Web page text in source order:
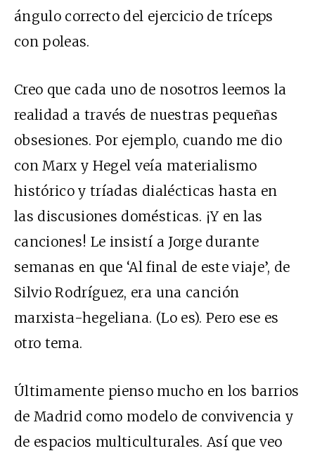
ángulo correcto del ejercicio de tríceps
con poleas.
Creo que cada uno de nosotros leemos la
realidad a través de nuestras pequeñas
obsesiones. Por ejemplo, cuando me dio
con Marx y Hegel veía materialismo
histórico y tríadas dialécticas hasta en
las discusiones domésticas. ¡Y en las
canciones! Le insistí a Jorge durante
semanas en que ‘Al final de este viaje’, de
Silvio Rodríguez, era una canción
marxista-hegeliana. (Lo es). Pero ese es
otro tema.
Últimamente pienso mucho en los barrios
de Madrid como modelo de convivencia y
de espacios multiculturales. Así que veo